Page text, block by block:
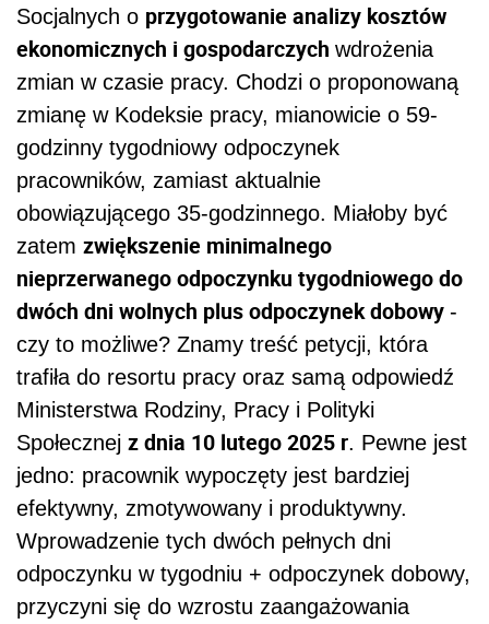
Socjalnych o przygotowanie analizy kosztów
ekonomicznych i gospodarczych wdrożenia
zmian w czasie pracy. Chodzi o proponowaną
zmianę w Kodeksie pracy, mianowicie o 59-
godzinny tygodniowy odpoczynek
pracowników, zamiast aktualnie
obowiązującego 35-godzinnego. Miałoby być
zatem zwiększenie minimalnego
nieprzerwanego odpoczynku tygodniowego do
dwóch dni wolnych plus odpoczynek dobowy -
czy to możliwe? Znamy treść petycji, która
trafiła do resortu pracy oraz samą odpowiedź
Ministerstwa Rodziny, Pracy i Polityki
Społecznej z dnia 10 lutego 2025 r. Pewne jest
jedno: pracownik wypoczęty jest bardziej
efektywny, zmotywowany i produktywny.
Wprowadzenie tych dwóch pełnych dni
odpoczynku w tygodniu + odpoczynek dobowy,
przyczyni się do wzrostu zaangażowania